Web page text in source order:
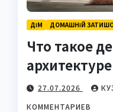
ДІМ ДОМАШНІЙ
Что такое
архитектуре
27.07.2026
КОММЕНТАРИЕВ